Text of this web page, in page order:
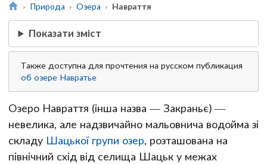
Природа Озера Навраття
Показати зміст
Также доступна для прочтения на русском публикация
об озере Навратье
Озеро Навраття (інша назва — Закраньє) —
невелика, але надзвичайно мальовнича водойма зі
складу Шацької групи озер, розташована на
північний схід від селища Шацьк у межах